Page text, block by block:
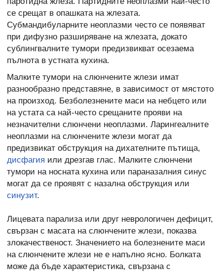
се срещат в опашката на жлезата.
Субмандибуларните неоплазми често се появяват
при дифузно разширяване на жлезата, докато
сублингвалните тумори предизвикват осезаема
пълнота в устната кухина.
Малките тумори на слюнчените жлези имат
разнообразно представяне, в зависимост от мястото
на произход. Безболезнените маси на небцето или
на устата са най-често срещаните прояви на
незначителни слюнчени неоплазми. Ларингеалните
неоплазми на слюнчените жлези могат да
предизвикат обструкция на дихателните пътища,
дисфагия или дрезгав глас. Малките слюнчени
тумори на носната кухина или параназалния синус
могат да се проявят с назална обструкция или
синузит.
Лицевата парализа или друг неврологичен дефицит,
свързан с масата на слюнчените жлези, показва
злокачественост. Значението на болезнените маси
на слюнчените жлези не е напълно ясно. Болката
може да бъде характеристика, свързана с